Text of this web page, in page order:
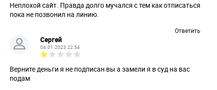
Неплохой сайт. Правда долго мучался с тем как отписаться
пока не позвонил на линию.
Ответить
Сергей
04.01.2023 22:54
Верните деньги я не подписан вы а замели я в суд на вас
подам